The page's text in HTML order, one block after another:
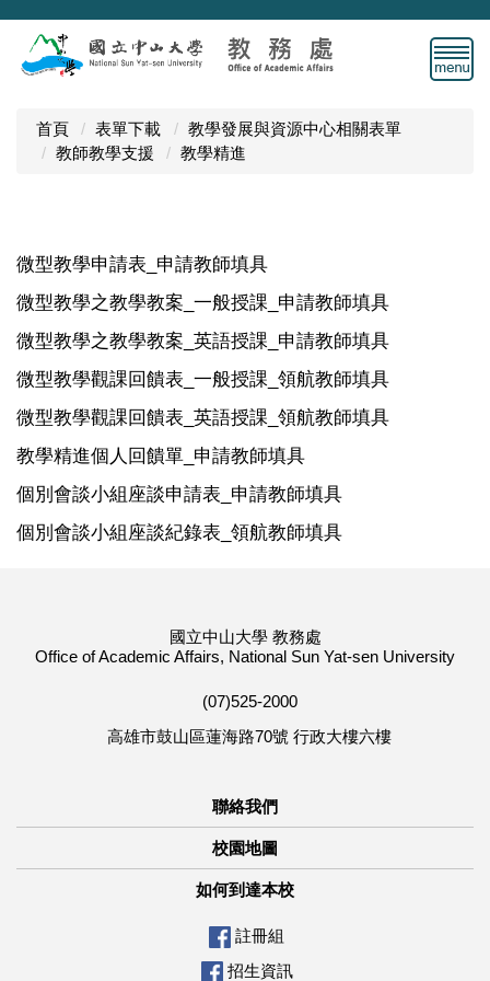
跳
主
首頁 表單下載
教學發展與資源中心相關表單
教師教學支援
教學精進
微型教學申請表_申請教師填具
微型教學之教學教案_一般授課_申請教師填具
微型教學之教學教案_英語授課_申請教師填具
微型教學觀課回饋表_一般授課_領航教師填具
微型教學觀課回饋表_英語授課_領航教師填具
教學精進個人回饋單_申請教師填具
個別會談小組座談申請表_申請教師填具
個別會談小組座談紀錄表_領航教師填具
國立中山大學 教務處
Office of Academic Affairs, National Sun Yat-sen University
(07)525-2000
高雄市鼓山區蓮海路70號 行政大樓六樓
聯絡我們
校園地圖
如何到達本校
註冊組
招生資訊